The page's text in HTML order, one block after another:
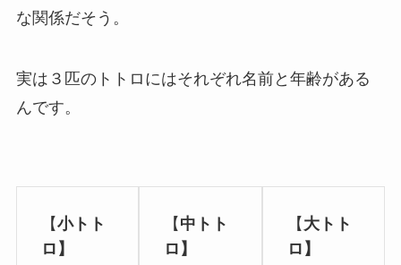
な関係だそう。
実は３匹のトトロにはそれぞれ名前と年齢がある
んです。
【小トト
ロ】
【 中トト
ロ】
【 大トト
ロ】